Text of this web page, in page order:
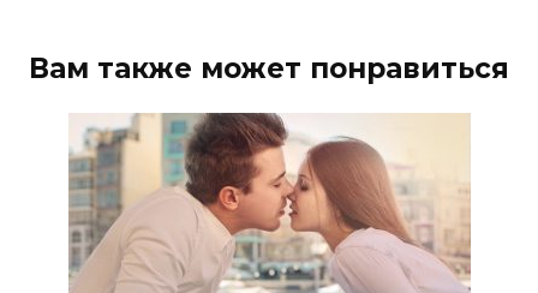
Вам также может понравиться